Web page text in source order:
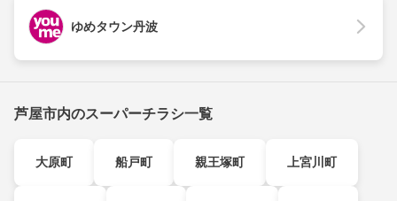
ゆめタウン丹波
芦屋市内のスーパーチラシ一覧
大原町 船戸町 親王塚町 上宮川町